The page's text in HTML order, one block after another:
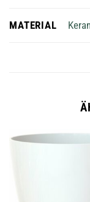
MATERIAL